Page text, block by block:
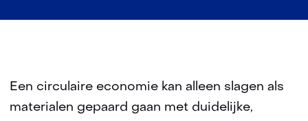
Een circulaire economie kan alleen slagen als
materialen gepaard gaan met duidelijke,